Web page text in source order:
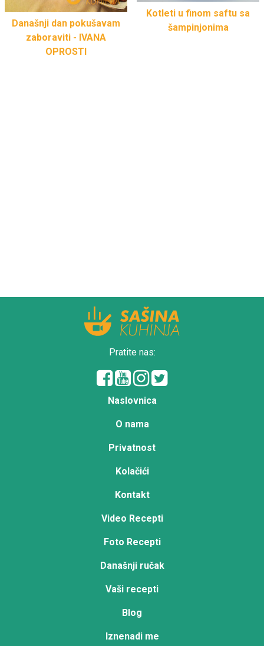
Današnji dan pokušavam
zaboraviti - IVANA
OPROSTI
Kotleti u finom saftu sa
šampinjonima
Pratite nas:
Naslovnica
O nama
Privatnost
Kolačići
Kontakt
Video Recepti
Foto Recepti
Današnji ručak
Vaši recepti
Blog
Iznenadi me